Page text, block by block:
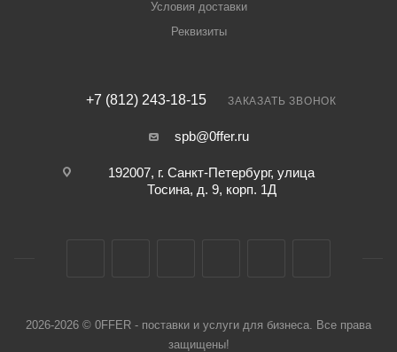
Условия доставки
Реквизиты
+7 (812) 243-18-15 ЗАКАЗАТЬ ЗВОНОК
spb@0ffer.ru
192007, г. Санкт-Петербург, улица
Тосина, д. 9, корп. 1Д
2026-2026 © 0FFER - поставки и услуги для бизнеса. Все права
защищены!